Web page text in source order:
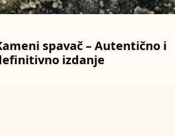
spavač – Autentično i
izdanje